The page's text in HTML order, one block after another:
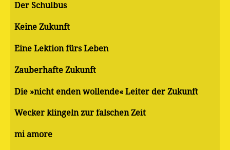
Der Schulbus
Keine Zukunft
Eine Lektion fürs Leben
Zauberhafte Zukunft
Die »nicht enden wollende« Leiter der Zukunft
Wecker klingeln zur falschen Zeit
mi amore